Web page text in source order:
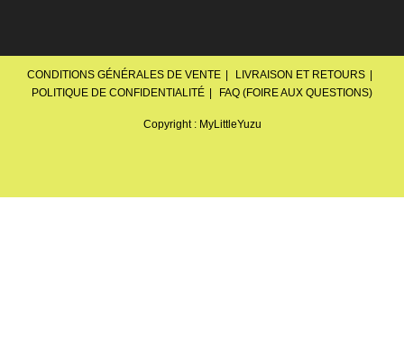
CONDITIONS GÉNÉRALES DE VENTE
LIVRAISON ET RETOURS
POLITIQUE DE CONFIDENTIALITÉ
FAQ (FOIRE AUX QUESTIONS)
Copyright : MyLittleYuzu